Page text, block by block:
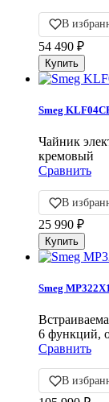
В
54 490 ₽
Smeg
Чайник
кремовый
Сравнить
В
25 990 ₽
Smeg
6 функций,
Сравнить
В